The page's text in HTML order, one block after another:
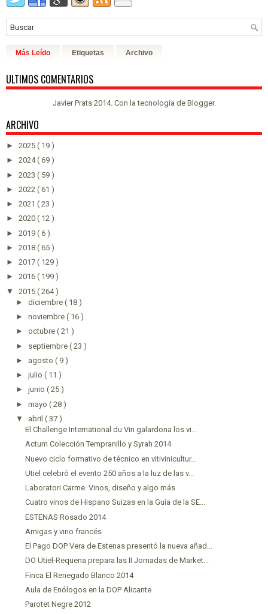
Más Leído Etiquetas Archivo
ULTIMOS COMENTARIOS
Javier Prats 2014. Con la tecnología de Blogger.
ARCHIVO
► 2025 ( 19 )
► 2024( 69 )
► 2023 ( 59 )
► 2022 ( 61 )
► 2021 ( 23 )
► 2020 ( 12 )
► 2019 ( 6 )
► 2018 ( 65 )
► 2017 ( 129 )
► 2016 ( 199 )
▼ 2015 ( 264 )
► diciembre ( 18 )
► noviembre ( 16 )
► octubre ( 21 )
► septiembre ( 23 )
► agosto ( 9 )
► julio ( 11 )
► junio ( 25 )
► mayo ( 28 )
▼ abril ( 37 )
El Challenge International du Vin galardona los vi...
Actum Colección Tempranillo y Syrah 2014
Nuevo ciclo formativo de técnico en vitivinicultur...
Utiel celebró el evento 250 años a la luz de las v...
Laboratori Carme. Vinos, diseño y algo más
Cuatro vinos de Hispano Suizas en la Guía de la SE...
ESTENAS Rosado 2014
Amigas y vino francés
El Pago DOP Vera de Estenas presentó la nueva añad...
DO Utiel-Requena prepara las II Jornadas de Market...
Finca El Renegado Blanco 2014
Aula de Enólogos en la DOP Alicante
Parotet Negre 2012